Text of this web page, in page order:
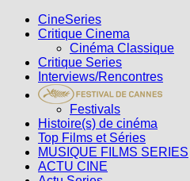
CineSeries
Critique Cinema
Cinéma Classique
Critique Series
Interviews/Rencontres
Festivals
Histoire(s) de cinéma
Top Films et Séries
MUSIQUE FILMS SERIES
ACTU CINE